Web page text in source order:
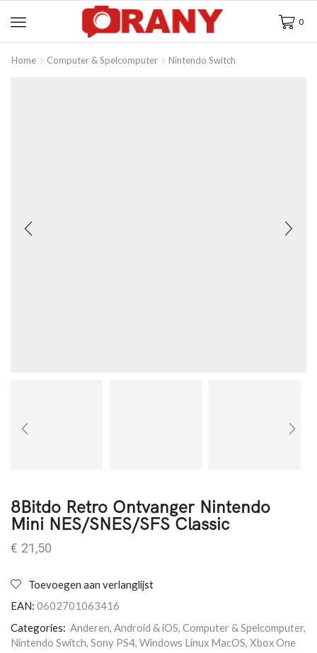
0
Home Computer & Spelcomputer Nintendo Switch
8Bitdo Retro Ontvanger Nintendo
Mini NES/SNES/SFS Classic
€ 21,50
Toevoegen aan verlanglijst
EAN: 0602701063416
Categories: Anderen, Android & iOS, Computer & Spelcomputer,
Nintendo Switch, Sony PS4, Windows Linux MacOS, Xbox One